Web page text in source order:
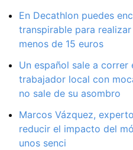
En Decathlon puedes
transpirable para
menos de 15 euros
Un español sale a correr
trabajador local con
no sale de su asombro
Marcos Vázquez,
reducir el impacto del
unos senci